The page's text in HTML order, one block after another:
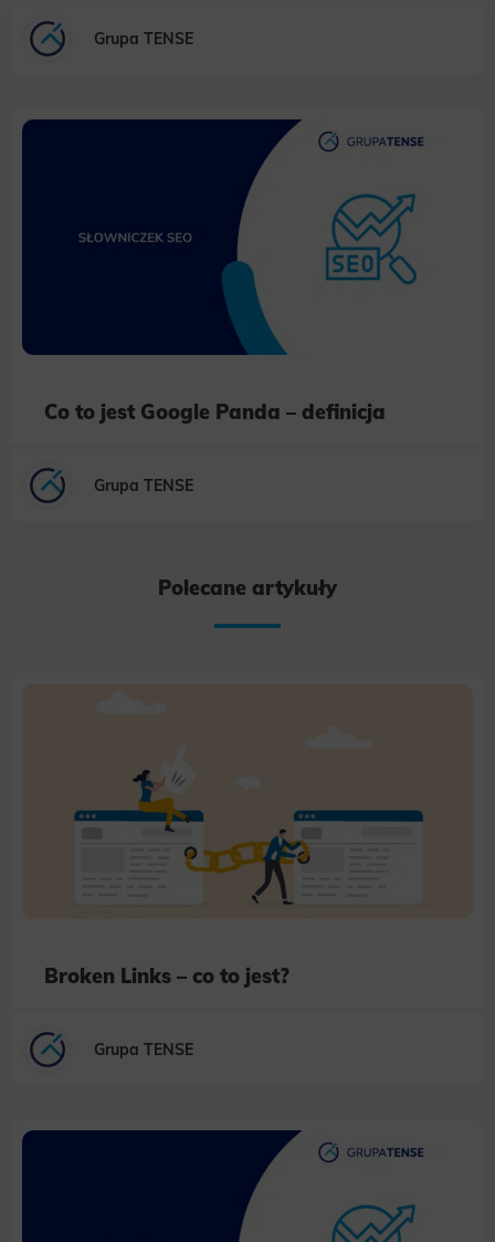
Necessary scripts and data stored on the end device contribute to the security and usability of the website by enabling
secure access to basic functions such as site navigation and access to specific areas of the website. The website
This is data used to personalize your use of our website and to remember choices you make while using our website. For
example, we may use functional cookies to remember your language preferences or to remember your login information,
Scripts and data used to collect information to analyze site traffic and how users use the site, how they came to the
site, and to create aggregate demographic statistics about users. Analytical cookies and similar technologies allow us
to measure the effectiveness of actions taken and content presented.
Scope responsible for displaying personalized ads that may be of interest to the user based on browsing history and
habits and demographic criteria. Also, third-party files that, in conjunction with files installed while browsing other
Grupa TENSE
Co to jest Google Panda – definicja
Grupa TENSE
Polecane artykuły
Broken Links – co to jest?
Grupa TENSE